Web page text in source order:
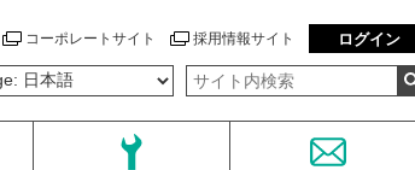
コーポレートサイト 採用情報サイト ログイン